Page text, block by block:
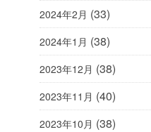
2024年2月 (33)
2024年1月 (38)
2023年12月 (38)
2023年11月 (40)
2023年10月 (38)